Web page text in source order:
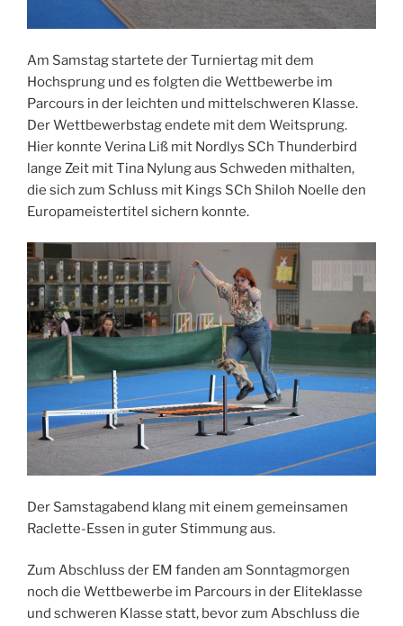
Am Samstag startete der Turniertag mit dem
Hochsprung und es folgten die Wettbewerbe im
Parcours in der leichten und mittelschweren Klasse.
Der Wettbewerbstag endete mit dem Weitsprung.
Hier konnte Verina Liß mit Nordlys SCh Thunderbird
lange Zeit mit Tina Nylung aus Schweden mithalten,
die sich zum Schluss mit Kings SCh Shiloh Noelle den
Europameistertitel sichern konnte.
Der Samstagabend klang mit einem gemeinsamen
Raclette-Essen in guter Stimmung aus.
Zum Abschluss der EM fanden am Sonntagmorgen
noch die Wettbewerbe im Parcours in der Eliteklasse
und schweren Klasse statt, bevor zum Abschluss die